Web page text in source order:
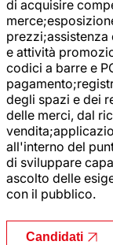
di acquisire
prezzi;assistenza
e attività
codici a barre e
degli spazi e dei
delle merci, dal
all'interno del
di sviluppare
ascolto delle
con il pubblico.
Candidati